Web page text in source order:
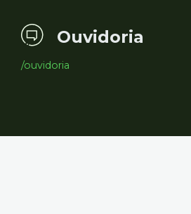
Ouvidoria
/ouvidoria